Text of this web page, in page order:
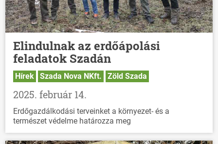
Elindulnak az erdőápolási
feladatok Szadán
Hírek Szada Nova NKft. Zöld Szada
2025. február 14.
Erdőgazdálkodási terveinket a környezet- és a
természet védelme határozza meg